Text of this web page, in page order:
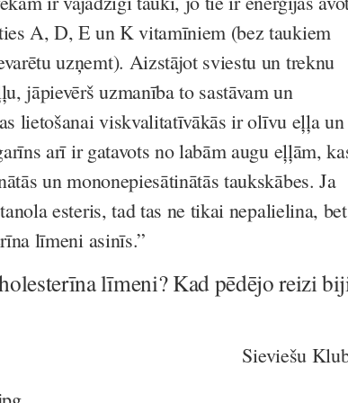
A, D, E un K vitamīniem (bez taukiem
uzņemt). Aizstājot sviestu un treknu
jāpievērš uzmanība to sastāvam un
lietošanai viskvalitatīvākās ir olīvu eļļa un
arī ir gatavots no labām augu eļļām,
un mononepiesātinātās taukskābes. Ja
esteris, tad tas ne tikai nepalielina, bet
līmeni asinīs.”
līmeni? Kad pēdējo reizi
Sieviešu